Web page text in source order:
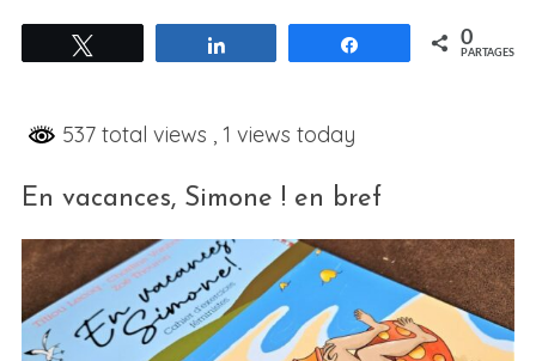
Partagez 0
PARTAGES
537 total views , 1 views today
En vacances, Simone ! en bref